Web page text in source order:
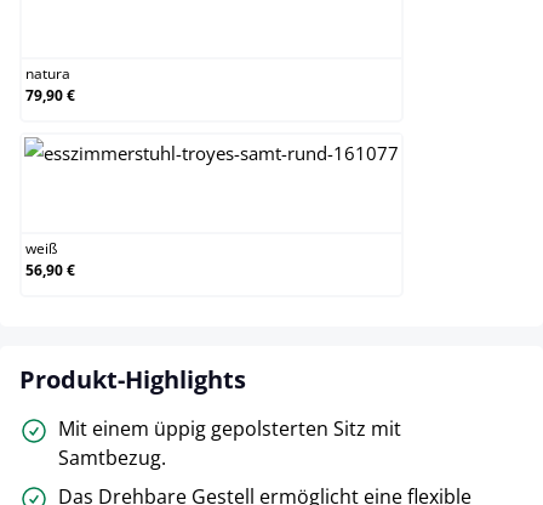
natura
79,90 €
weiß
56,90 €
Produkt-Highlights
Mit einem üppig gepolsterten Sitz mit
Samtbezug.
Das Drehbare Gestell ermöglicht eine flexible